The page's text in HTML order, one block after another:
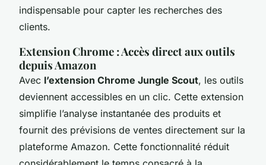
indispensable pour capter les recherches des
clients.
Extension Chrome : Accès direct aux outils
depuis Amazon
Avec l’extension Chrome Jungle Scout, les outils
deviennent accessibles en un clic. Cette extension
simplifie l’analyse instantanée des produits et
fournit des prévisions de ventes directement sur la
plateforme Amazon. Cette fonctionnalité réduit